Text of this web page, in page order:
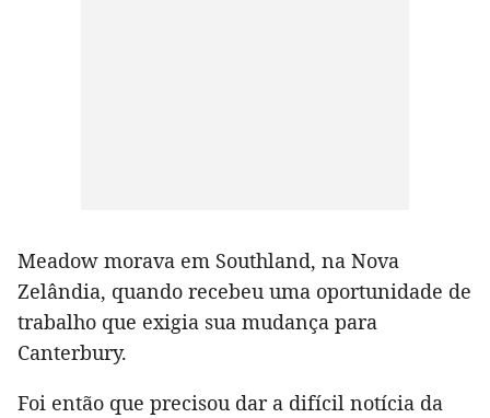
Meadow morava em Southland, na Nova
Zelândia, quando recebeu uma oportunidade de
trabalho que exigia sua mudança para
Canterbury.
Foi então que precisou dar a difícil notícia da